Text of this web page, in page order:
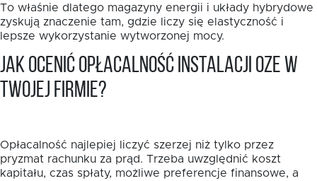
To właśnie dlatego magazyny energii i układy hybrydowe
zyskują znaczenie tam, gdzie liczy się elastyczność i
lepsze wykorzystanie wytworzonej mocy.
Jak ocenić opłacalność instalacji OZE w
Twojej firmie?
Opłacalność najlepiej liczyć szerzej niż tylko przez
pryzmat rachunku za prąd. Trzeba uwzględnić koszt
kapitału, czas spłaty, możliwe preferencje finansowe, a